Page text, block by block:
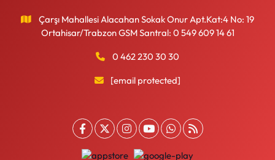
Çarşı Mahallesi Alacahan Sokak Onur Apt.Kat:4 No: 19
Ortahisar/Trabzon GSM Santral: 0 549 609 14 61
0 462 230 30 30
[email protected]